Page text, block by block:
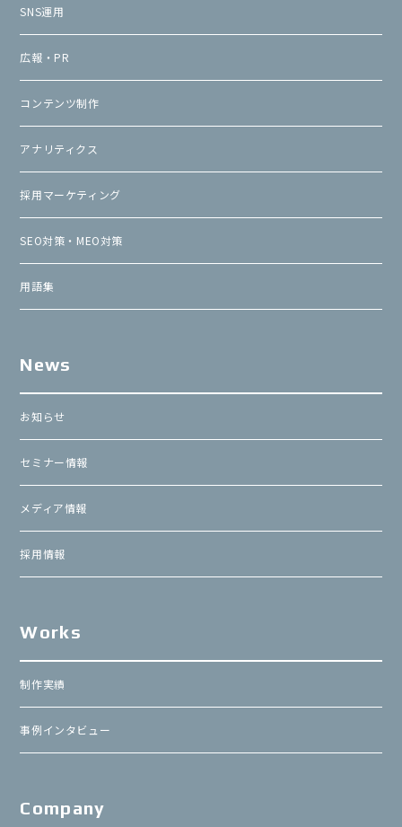
SNS運用
広報・PR
コンテンツ制作
アナリティクス
採用マーケティング
SEO対策・MEO対策
用語集
News
お知らせ
セミナー情報
メディア情報
採用情報
Works
制作実績
事例インタビュー
Company